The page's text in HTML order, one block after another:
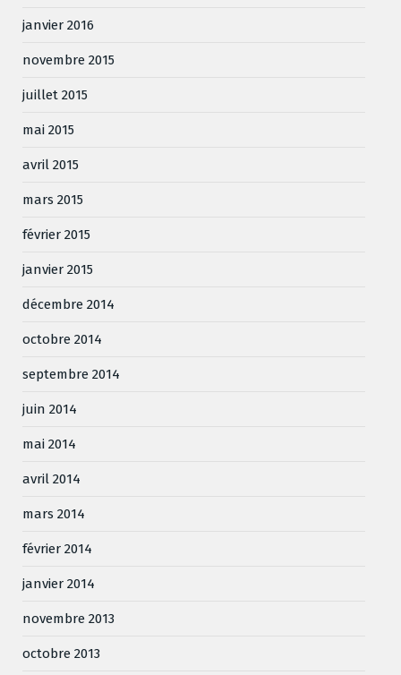
janvier 2016
novembre 2015
juillet 2015
mai 2015
avril 2015
mars 2015
février 2015
janvier 2015
décembre 2014
octobre 2014
septembre 2014
juin 2014
mai 2014
avril 2014
mars 2014
février 2014
janvier 2014
novembre 2013
octobre 2013